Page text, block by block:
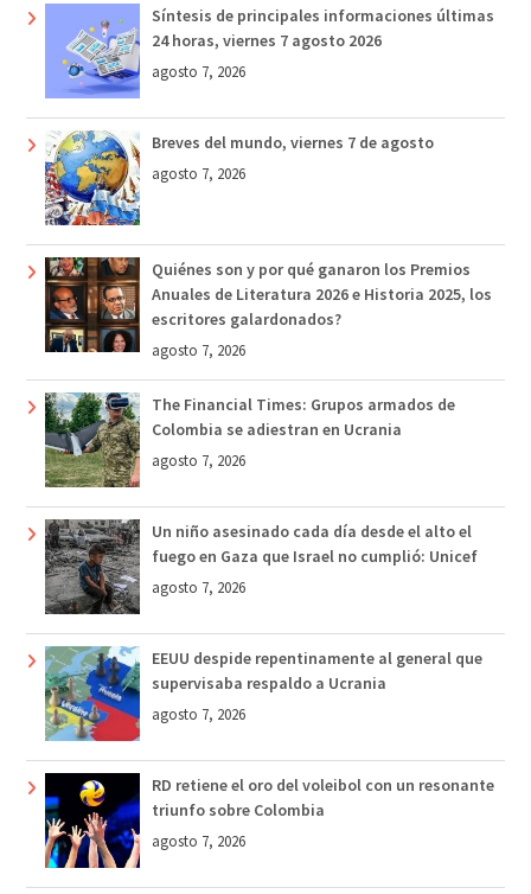
Síntesis de principales informaciones últimas
24 horas, viernes 7 agosto 2026
agosto 7, 2026
Breves del mundo, viernes 7 de agosto
agosto 7, 2026
Quiénes son y por qué ganaron los Premios
Anuales de Literatura 2026 e Historia 2025, los
escritores galardonados?
agosto 7, 2026
The Financial Times: Grupos armados de
Colombia se adiestran en Ucrania
agosto 7, 2026
Un niño asesinado cada día desde el alto el
fuego en Gaza que Israel no cumplió: Unicef
agosto 7, 2026
EEUU despide repentinamente al general que
supervisaba respaldo a Ucrania
agosto 7, 2026
RD retiene el oro del voleibol con un resonante
triunfo sobre Colombia
agosto 7, 2026